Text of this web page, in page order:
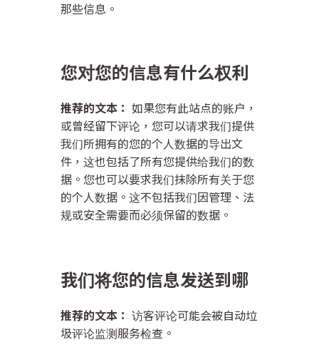
那些信息。
您对您的信息有什么权利
推荐的文本： 如果您有此站点的账户，
或曾经留下评论，您可以请求我们提供
我们所拥有的您的个人数据的导出文
件，这也包括了所有您提供给我们的数
据。您也可以要求我们抹除所有关于您
的个人数据。这不包括我们因管理、法
规或安全需要而必须保留的数据。
我们将您的信息发送到哪
推荐的文本： 访客评论可能会被自动垃
圾评论监测服务检查。